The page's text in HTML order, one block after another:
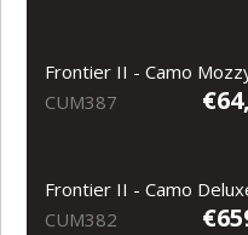
Frontier II - Camo
CUM387
Frontier II - Camo
CUM382